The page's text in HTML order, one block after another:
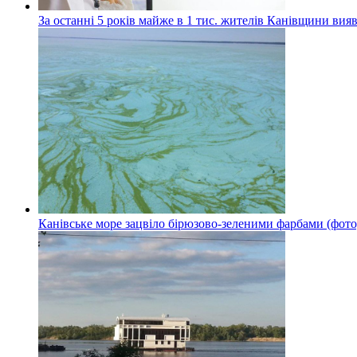
За останні 5 років майже в 1 тис. жителів Канівщини
Канівське море зацвіло бірюзово-зеленими фарбами